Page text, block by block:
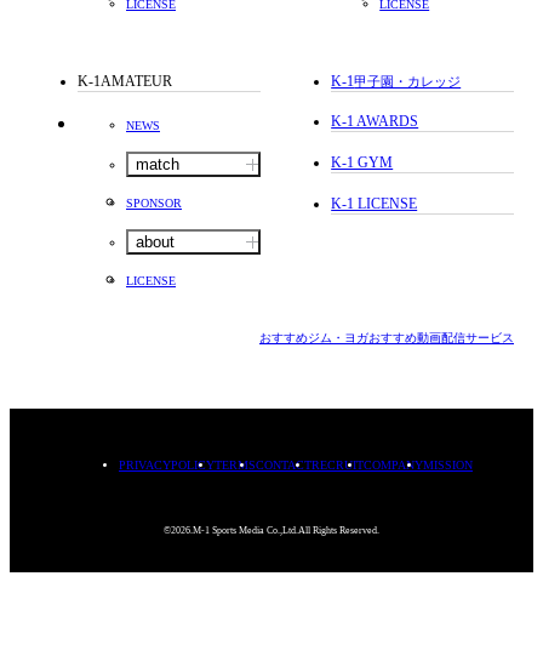
LICENSE LICENSE
K-1AMATEUR
NEWS
match
SPONSOR
about
LICENSE
K-1甲子園・カレッジ
K-1 AWARDS
K-1 GYM
K-1 LICENSE
おすすめジム・ヨガおすすめ動画配信サービス
PRIVACYPOLICYTERMSCONTACTRECRUITCOMPANYMISSION
©2026.M-1 Sports Media Co.,Ltd.All Rights Reserved.